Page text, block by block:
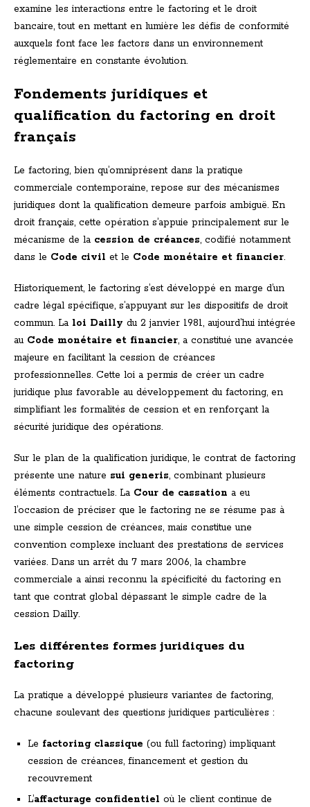
examine les interactions entre le factoring et le droit
bancaire, tout en mettant en lumière les défis de conformité
auxquels font face les factors dans un environnement
réglementaire en constante évolution.
Fondements juridiques et
qualification du factoring en droit
français
Le factoring, bien qu’omniprésent dans la pratique
commerciale contemporaine, repose sur des mécanismes
juridiques dont la qualification demeure parfois ambiguë. En
droit français, cette opération s’appuie principalement sur le
mécanisme de la cession de créances, codifié notamment
dans le Code civil et le Code monétaire et financier.
Historiquement, le factoring s’est développé en marge d’un
cadre légal spécifique, s’appuyant sur les dispositifs de droit
commun. La loi Dailly du 2 janvier 1981, aujourd’hui intégrée
au Code monétaire et financier, a constitué une avancée
majeure en facilitant la cession de créances
professionnelles. Cette loi a permis de créer un cadre
juridique plus favorable au développement du factoring, en
simplifiant les formalités de cession et en renforçant la
sécurité juridique des opérations.
Sur le plan de la qualification juridique, le contrat de factoring
présente une nature sui generis, combinant plusieurs
éléments contractuels. La Cour de cassation a eu
l’occasion de préciser que le factoring ne se résume pas à
une simple cession de créances, mais constitue une
convention complexe incluant des prestations de services
variées. Dans un arrêt du 7 mars 2006, la chambre
commerciale a ainsi reconnu la spécificité du factoring en
tant que contrat global dépassant le simple cadre de la
cession Dailly.
Les différentes formes juridiques du
factoring
La pratique a développé plusieurs variantes de factoring,
chacune soulevant des questions juridiques particulières :
Le factoring classique (ou full factoring) impliquant
cession de créances, financement et gestion du
recouvrement
L’affacturage confidentiel où le client continue de